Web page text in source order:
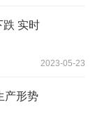
跌 实时
2023-05-23
产形势